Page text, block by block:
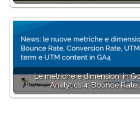
Le metriche e dimensioni in
Analytics 4: Bounce